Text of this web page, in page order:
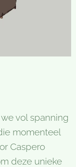
vol spanning
momenteel
Caspero
deze unieke